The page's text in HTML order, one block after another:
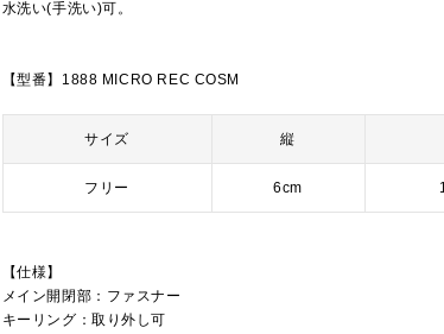
水洗い(手洗い)可。
【型番】1888 MICRO REC COSM
サイズ 縦
フリー 6cm
【仕様】
メイン開閉部：ファスナー
キーリング：取り外し可